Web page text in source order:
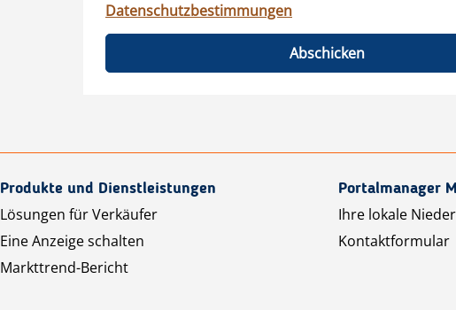
Datenschutzbestimmungen
Abschicken
Produkte und Dienstleistungen
Lösungen für Verkäufer
Eine Anzeige schalten
Markttrend-Bericht
Portalmanager
Ihre lokale
Kontaktformular